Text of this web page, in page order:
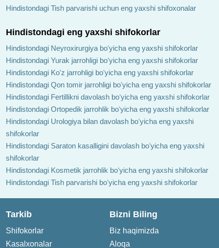
Hindistondagi Tish parvarishi uchun eng yaxshi shifoxonalar
Hindistondagi eng yaxshi shifokorlar
Hindistondagi Neyroxirurgiya boʻyicha eng yaxshi shifokorlar
Hindistondagi Yurak jarrohligi boʻyicha eng yaxshi shifokorlar
Hindistondagi Ko'z jarrohligi boʻyicha eng yaxshi shifokorlar
Hindistondagi Qon tomir jarrohligi boʻyicha eng yaxshi shifokorlar
Hindistondagi Fertillikni davolash boʻyicha eng yaxshi shifokorlar
Hindistondagi Ortopedik jarrohlik boʻyicha eng yaxshi shifokorlar
Hindistondagi Urologiya bilan davolash boʻyicha eng yaxshi
shifokorlar
Hindistondagi Saraton kasalligini davolash boʻyicha eng yaxshi
shifokorlar
Hindistondagi Kosmetik jarrohlik boʻyicha eng yaxshi shifokorlar
Hindistondagi Tish parvarishi boʻyicha eng yaxshi shifokorlar
Tarkib
Shifokorlar
Kasalxonalar
Bizni Biling
Biz haqimizda
Aloqa